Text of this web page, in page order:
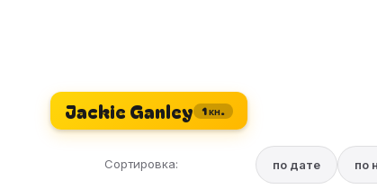
Jackie Ganley 1 кн.
Сортировка: по дате по